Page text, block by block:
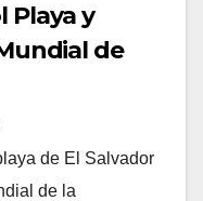
Playa y
de
de El Salvador
de la